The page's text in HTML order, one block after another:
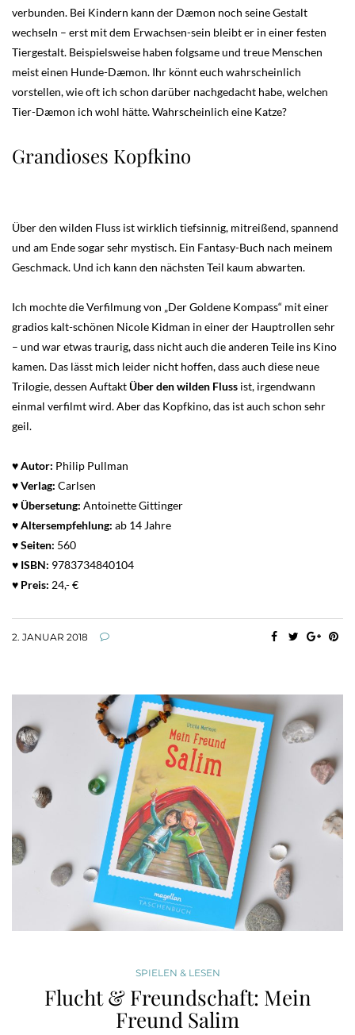
verbunden. Bei Kindern kann der Dæmon noch seine Gestalt
wechseln – erst mit dem Erwachsen-sein bleibt er in einer festen
Tiergestalt. Beispielsweise haben folgsame und treue Menschen
meist einen Hunde-Dæmon. Ihr könnt euch wahrscheinlich
vorstellen, wie oft ich schon darüber nachgedacht habe, welchen
Tier-Dæmon ich wohl hätte. Wahrscheinlich eine Katze?
Grandioses Kopfkino
Über den wilden Fluss ist wirklich tiefsinnig, mitreißend, spannend
und am Ende sogar sehr mystisch. Ein Fantasy-Buch nach meinem
Geschmack. Und ich kann den nächsten Teil kaum abwarten.
Ich mochte die Verfilmung von „Der Goldene Kompass“ mit einer
gradios kalt-schönen Nicole Kidman in einer der Hauptrollen sehr
– und war etwas traurig, dass nicht auch die anderen Teile ins Kino
kamen. Das lässt mich leider nicht hoffen, dass auch diese neue
Trilogie, dessen AuftaktÜber den wilden Fluss ist, irgendwann
einmal verfilmt wird. Aber das Kopfkino, das ist auch schon sehr
geil.
♥ Autor: Philip Pullman
♥ Verlag: Carlsen
♥Übersetung: Antoinette Gittinger
♥Altersempfehlung: ab 14 Jahre
♥Seiten: 560
♥ ISBN: 9783734840104
♥ Preis: 24,- €
2. JANUAR 2018
SPIELEN & LESEN
Flucht & Freundschaft: Mein
Freund Salim